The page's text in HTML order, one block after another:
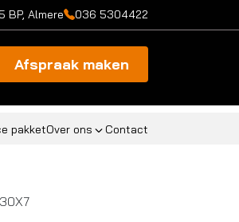
BP, Almere 036 5304422
Afspraak maken
pakketOver ons Contact